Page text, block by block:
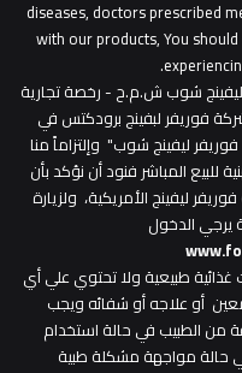
diseases, doctors prescribed
with our products, You
شوب ش.م.ح - رخصة تجارية
شركة فوريفر لبفينج برودكتس في
ليفينج شوب" وإلتزاماً منا
للبيع المباشر فنود أن نؤكد بأن
ليفينج الأمريكية، ولزيارة
يرجي الدخول
طبيعية ولا تحتوي علي أي
أو علاجه أو شفائه ويجب
من الطبيب في حالة استخدام
حالة مواجهة مشكلة طبية